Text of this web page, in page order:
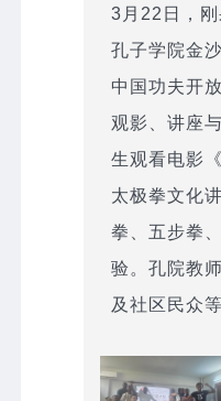
3月22日，
孔子学院金
中国功夫开
观影、讲座
生观看电影
太极拳文化
拳、五步拳
验。孔院教
及社区民众